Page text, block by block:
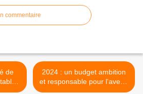
commentaire
2024 : un budget ambition
et responsable pour l'avenir
>